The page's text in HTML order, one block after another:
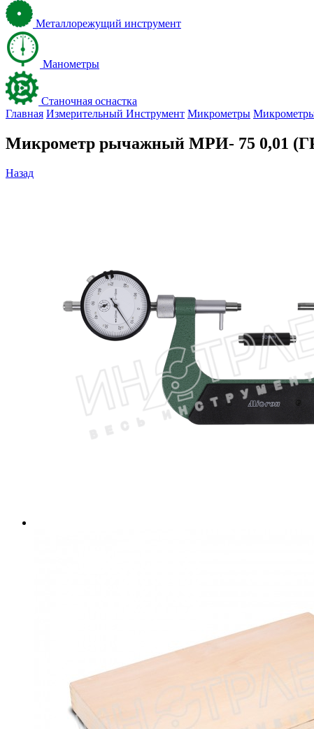
Металлорежущий инструмент
Манометры
Станочная оснастка
Главная Измерительный Инструмент Микрометры
Микрометр рычажный МРИ- 75 0,01
Назад